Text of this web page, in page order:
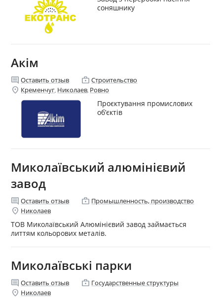
соняшнику
Акім
comment Оставить отзыв enterprise Строительство
location_on Кременчуг Николаев Ровно
Проєктування промислових
об’єктів
Миколаївський алюмінієвий
завод
comment Оставить отзыв enterprise Промышленность, производство
location_on Николаев
ТОВ Миколаївський Алюмінієвий завод займається
литтям кольорових металів.
Миколаївські парки
comment Оставить отзыв enterprise Государственные структуры
location_on Николаев